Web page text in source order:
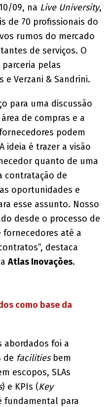
09, na Live University,
de 70 profissionais do
rumos do mercado
de serviços. O
pelas
e Verzani & Sandrini.
para uma discussão
de compras e a
podem
ideia é trazer a visão
quanto de uma
contratação de
oportunidades e
esse assunto. Nosso
desde o processo de
até a
destaca
Atlas Inovações.
como base da
abordados foi a
de facilities bem
escopos, SLAs
) e KPIs (Key
fundamental para